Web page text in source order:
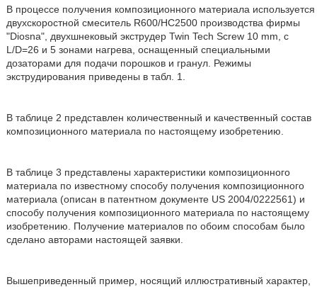
В процессе получения композиционного материала используется
двухскоростной смеситель R600/HC2500 производства фирмы
"Diosna", двухшнековый экструдер Twin Tech Screw 10 mm, с
L/D=26 и 5 зонами нагрева, оснащенный специальными
дозаторами для подачи порошков и гранул. Режимы
экструдирования приведены в табл. 1.
В таблице 2 представлен количественный и качественный состав
композиционного материала по настоящему изобретению.
В таблице 3 представлены характеристики композиционного
материала по известному способу получения композиционного
материала (описан в патентном документе US 2004/0222561) и
способу получения композиционного материала по настоящему
изобретению. Получение материалов по обоим способам было
сделано авторами настоящей заявки.
Вышеприведенный пример, носящий иллюстративный характер,